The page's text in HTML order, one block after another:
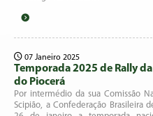
07 Janeiro 2025
Temporada 2025 de Rally
do Piocerá
Por intermédio da sua Comissão
Scipião, a Confederação Brasileira